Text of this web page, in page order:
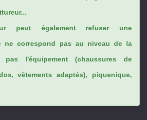
peut également refuser une
ne correspond pas au niveau de la
pas l'équipement (chaussures de
vêtements adaptés), piquenique,